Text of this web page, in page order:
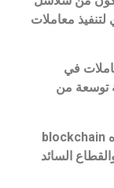
معاملات
في
توسعة من
تم إطلاق Kadena في عام 2016 ، باعتباره blockchain
السائد